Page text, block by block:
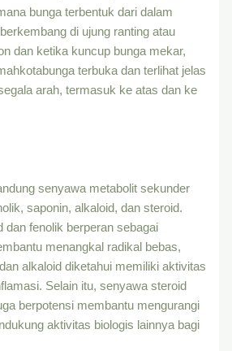
bunga terbentuk dari dalam
di ujung ranting atau
dan ketika kuncup bunga mekar,
terbuka dan terlihat jelas
arah, termasuk ke atas dan ke
senyawa metabolit sekunder
saponin, alkaloid, dan steroid.
dan fenolik berperan sebagai
menangkal radikal bebas,
alkaloid diketahui memiliki aktivitas
Selain itu, senyawa steroid
berpotensi membantu mengurangi
aktivitas biologis lainnya bagi